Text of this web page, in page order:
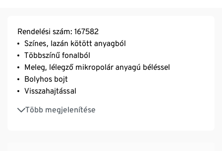
Rendelési szám: 167582
Színes, lazán kötött anyagból
Többszínű fonalból
Meleg, lélegző mikropolár anyagú béléssel
Bolyhos bojt
Visszahajtással
Több megjelenítése
Egy méret
Gyapjúval (RWS tanúsítvánnyal rendelkező)